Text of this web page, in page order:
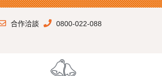
合作洽談 0800-022-088